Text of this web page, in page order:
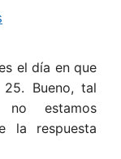
el día en que
Bueno, tal
estamos
la respuesta